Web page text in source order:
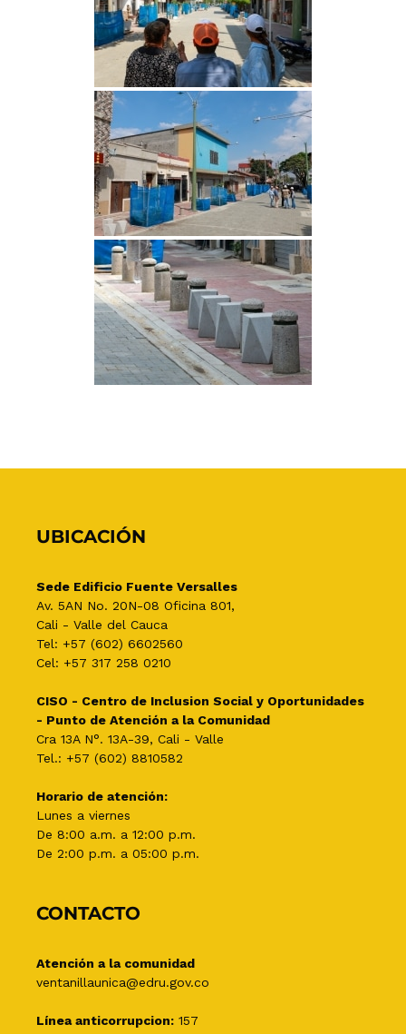
UBICACIÓN
Sede Edificio Fuente Versalles
Av. 5AN No. 20N-08 Oficina 801,
Cali - Valle del Cauca
Tel: +57 (602) 6602560
Cel: +57 317 258 0210
CISO - Centro de Inclusion Social y Oportunidades
- Punto de Atención a la Comunidad
Cra 13A N°. 13A-39, Cali - Valle
Tel.: +57 (602) 8810582
Horario de atención:
Lunes a viernes
De 8:00 a.m. a 12:00 p.m.
De 2:00 p.m. a 05:00 p.m.
CONTACTO
Atención a la comunidad
ventanillaunica@edru.gov.co
Línea anticorrupcion: 157